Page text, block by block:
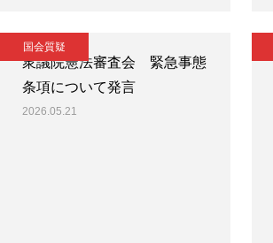
国会質疑
衆議院憲法審査会 緊急事態
条項について発言
2026.05.21